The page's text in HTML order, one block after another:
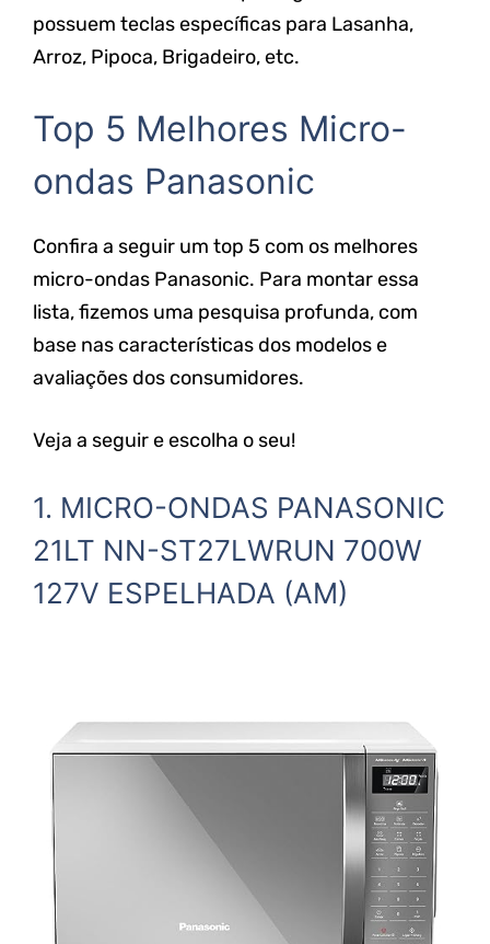
possuem teclas específicas para Lasanha,
Arroz, Pipoca, Brigadeiro, etc.
Top 5 Melhores Micro-
ondas Panasonic
Confira a seguir um top 5 com os melhores
micro-ondas Panasonic. Para montar essa
lista, fizemos uma pesquisa profunda, com
base nas características dos modelos e
avaliações dos consumidores.
Veja a seguir e escolha o seu!
1. MICRO-ONDAS PANASONIC
21LT NN-ST27LWRUN 700W
127V ESPELHADA (AM)